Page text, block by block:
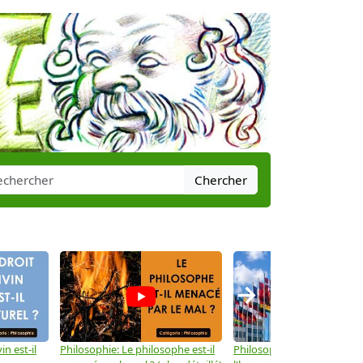
Chercher
est-il
Philosophie: Le philosophe est-il
Philosophie: Les droits de
→